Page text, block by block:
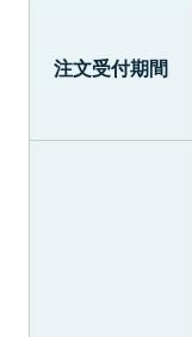
注文受付期間